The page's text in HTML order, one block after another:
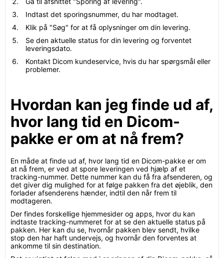
Indtast det sporingsnummer, du har modtaget.
Klik på "Søg" for at få oplysninger om din levering.
Se den aktuelle status for din levering og forventet
leveringsdato.
Kontakt Dicom kundeservice, hvis du har spørgsmål eller
problemer.
Hvordan kan jeg finde ud af,
hvor lang tid en Dicom-
pakke er om at nå frem?
En måde at finde ud af, hvor lang tid en Dicom-pakke er om
at nå frem, er ved at spore leveringen ved hjælp af et
tracking-nummer. Dette nummer kan du få fra afsenderen, og
det giver dig mulighed for at følge pakken fra det øjeblik, den
forlader afsenderens hænder, indtil den når frem til
modtageren.
Der findes forskellige hjemmesider og apps, hvor du kan
indtaste tracking-nummeret for at se den aktuelle status på
pakken. Her kan du se, hvornår pakken blev sendt, hvilke
stop den har haft undervejs, og hvornår den forventes at
ankomme til sin destination.